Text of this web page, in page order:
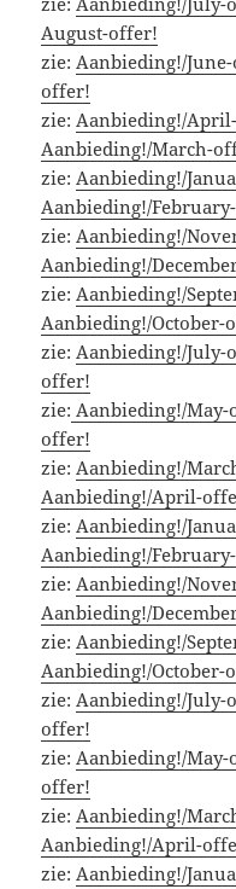
August-offer!
zie:Aanbieding!/
offer!
zie:Aanbieding!/
Aanbieding!/March-
zie:Aanbieding!/
Aanbieding!/
zie:Aanbieding!/
Aanbieding!/
zie:Aanbieding!/
Aanbieding!/October-
zie:Aanbieding!/
offer!
zie: Aanbieding!/
offer!
zie:Aanbieding!/
Aanbieding!/April-
zie:Aanbieding!/
Aanbieding!/
zie:Aanbieding!/
Aanbieding!/
zie:Aanbieding!/
Aanbieding!/October-
zie:Aanbieding!/July-
offer!
zie:Aanbieding!/
offer!
zie:Aanbieding!/
Aanbieding!/April-
zie:Aanbieding!/